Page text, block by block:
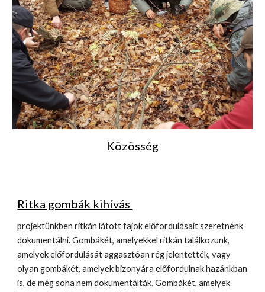
Közösség
Ritka gombák kihívás
projektünkbenritkán látottfajok előfordulásait szeretnénk
dokumentálni. Gombákét, amelyekkel ritkán találkozunk,
amelyek előfordulását aggasztóan rég jelentették, vagy
olyan gombákét, amelyek bizonyáraelőfordulnakhazánkban
is, de még soha nem dokumentálták. Gombákét, amelyek